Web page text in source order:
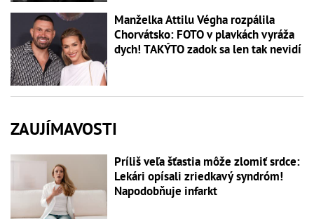
Manželka Attilu Végha rozpálila
Chorvátsko: FOTO v plavkách vyráža
dych! TAKÝTO zadok sa len tak nevidí
ZAUJÍMAVOSTI
Príliš veľa šťastia môže zlomiť srdce:
Lekári opísali zriedkavý syndróm!
Napodobňuje infarkt